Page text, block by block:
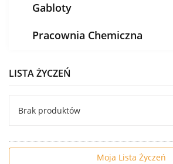
Gabloty
Pracownia Chemiczna
LISTA ŻYCZEŃ
Brak produktów
Moja Lista Życzeń